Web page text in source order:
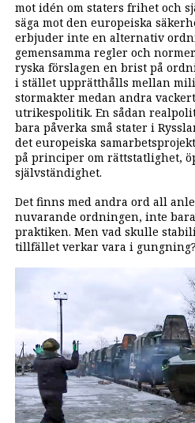
mot idén om staters frihet och
säga mot den europeiska
erbjuder inte en alternativ
gemensamma regler och
ryska förslagen en brist på
i stället upprätthålls mellan
stormakter medan andra
utrikespolitik. En sådan
bara påverka små stater i
det europeiska
på principer om rättstatlighet,
självständighet.
Det finns med andra ord all
nuvarande ordningen, inte
praktiken. Men vad skulle
tillfället verkar vara i gungning?